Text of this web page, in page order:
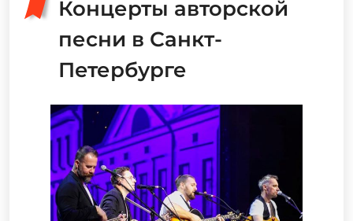
Концерты авторской
песни в Санкт-
Петербурге